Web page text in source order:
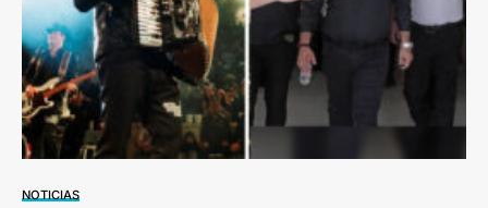
NOTICIAS